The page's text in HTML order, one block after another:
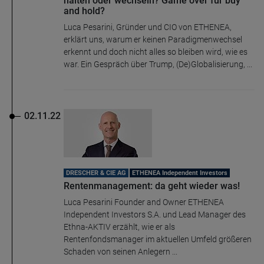
and hold?
Luca Pesarini, Gründer und CIO von ETHENEA,
erklärt uns, warum er keinen Paradigmenwechsel
erkennt und doch nicht alles so bleiben wird, wie es
war. Ein Gespräch über Trump, (De)Globalisierung, ...
02.11.22
DRESCHER & CIE AG ETHENEA Independent Investors
Rentenmanagement: da geht wieder was!
Luca Pesarini Founder and Owner ETHENEA
Independent Investors S.A. und Lead Manager des
Ethna-AKTIV erzählt, wie er als
Rentenfondsmanager im aktuellen Umfeld größeren
Schaden von seinen Anlegern ...